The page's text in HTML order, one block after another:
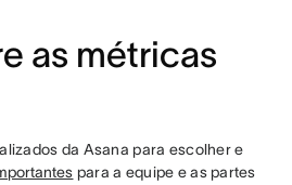
as métricas
da Asana para escolher e
para a equipe e as partes